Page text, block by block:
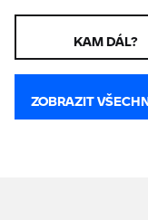
KAM DÁL?
ZOBRAZIT